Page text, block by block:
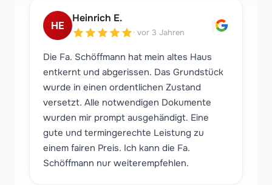
"
HE
Heinrich E.
· vor 3 Jahren
Die Fa. Schöffmann hat mein altes Haus
entkernt und abgerissen. Das Grundstück
wurde in einen ordentlichen Zustand
versetzt. Alle notwendigen Dokumente
wurden mir prompt ausgehändigt. Eine
gute und termingerechte Leistung zu
einem fairen Preis. Ich kann die Fa.
Schöffmann nur weiterempfehlen.